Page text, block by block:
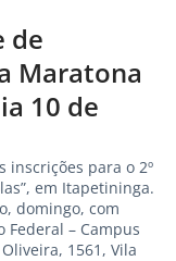
de
Maratona
10 de
inscrições para o 2º
em Itapetininga.
domingo, com
– Campus
1561, Vila